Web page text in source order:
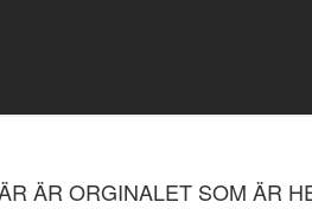
ÄR ORGINALET SOM ÄR